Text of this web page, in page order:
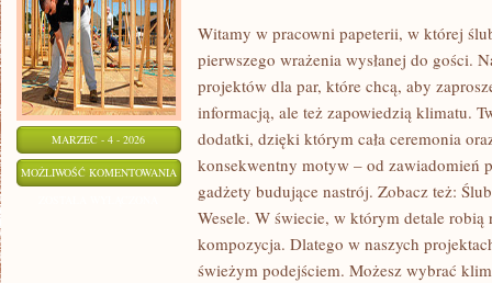
MARZEC - 4 - 2026
MOŻLIWOŚĆ KOMENTOWANIA MODA
ŚLUBNA
SUKNIE
Witamy w pracowni papeterii, w której
pierwszego wrażenia wysłanej do gości.
projektów dla par, które chcą, aby
informacją, ale też zapowiedzią klimatu.
dodatki, dzięki którym cała ceremonia
konsekwentny motyw – od zawiadomień
gadżety budujące nastrój. Zobacz też:
Wesele. W świecie, w którym detale
kompozycja. Dlatego w naszych
świeżym podejściem. Możesz wybrać